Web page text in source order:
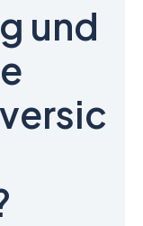
und